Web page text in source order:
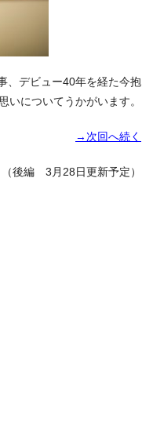
、デビュー40年を経た今抱
いについてうかがいます。
→次回へ続く
（後編 3月28日更新予定）